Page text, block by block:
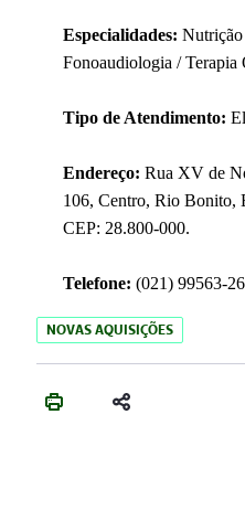
Especialidades:
Fonoaudiologia / Terapia
Tipo de Atendimento:
Endereço: Rua XV de
106, Centro, Rio Bonito,
CEP: 28.800-000.
Telefone: (021) 99563-
NOVAS AQUISIÇÕES